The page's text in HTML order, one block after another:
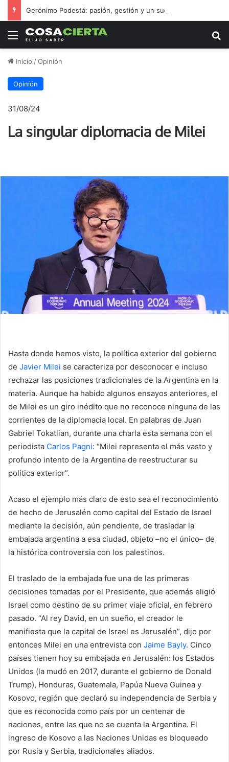
Menú
Inicio /Opinión
Opinión
31/08/24
La singular diplomacia de Milei
Hasta donde hemos visto, la política exterior del gobierno
de Javier Milei se caracteriza por desconocer e incluso
rechazar las posiciones tradicionales de la Argentina en la
materia. Aunque ha habido algunos ensayos anteriores, el
de Milei es un giro inédito que no reconoce ninguna de las
corrientes de la diplomacia local. En palabras de Juan
Gabriel Tokatlian, durante una charla esta semana con el
periodista Carlos Pagni: “Milei representa el más vasto y
profundo intento de la Argentina de reestructurar su
política exterior”.
Acaso el ejemplo más claro de esto sea el reconocimiento
de hecho de Jerusalén como capital del Estado de Israel
mediante la decisión, aún pendiente, de trasladar la
embajada argentina a esa ciudad, objeto –no el único– de
la histórica controversia con los palestinos.
El traslado de la embajada fue una de las primeras
decisiones tomadas por el Presidente, que además eligió
Israel como destino de su primer viaje oficial, en febrero
pasado. “Al rey David, en un sueño, el creador le
manifiesta que la capital de Israel es Jerusalén”, dijo por
entonces Milei en una entrevista con Jaime Bayly. Cinco
países tienen hoy su embajada en Jerusalén: los Estados
Unidos (la mudó en 2017, durante el gobierno de Donald
Trump), Honduras, Guatemala, Papúa Nueva Guinea y
Kosovo, región que declaró su independencia de Serbia y
que es reconocida como país por un centenar de
naciones, entre las que no se cuenta la Argentina. El
ingreso de Kosovo a las Naciones Unidas es bloqueado
por Rusia y Serbia, tradicionales aliados.